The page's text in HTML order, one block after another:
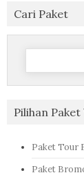
Cari Paket
Search
Pilihan
Paket Tour
Paket